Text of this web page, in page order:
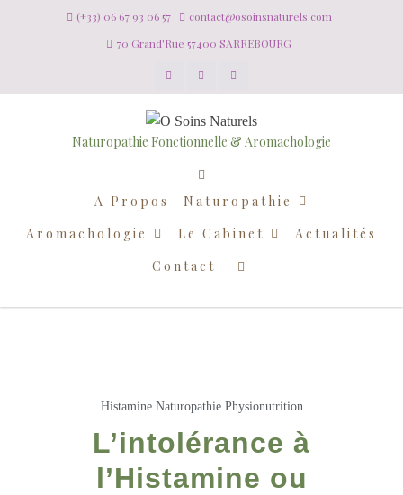
(+33) 06 67 93 06 57
contact@osoinsnaturels.com
70 Grand'Rue 57400 SARREBOURG
Naturopathie Fonctionnelle & Aromachologie
A Propos
Naturopathie
Aromachologie
Le Cabinet
Actualités
Contact
Histamine Naturopathie Physionutrition
L’intolérance à
l’Histamine ou